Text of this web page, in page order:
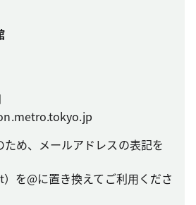
め、メールアドレスの表記を
を@に置き換えてご利用くださ